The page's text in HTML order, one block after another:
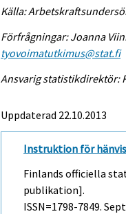
Källa:
Förfrågningar: Joanna
tyovoimatutkimus@stat.fi
Ansvarig statistikdirektör:
Uppdaterad 22.10.2013
Instruktion för
Finlands officiella
publikation].
ISSN=1798-7849.